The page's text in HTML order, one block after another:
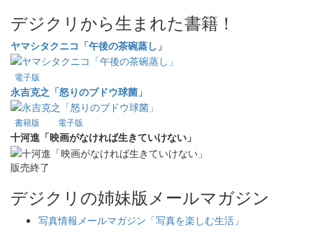
デジクリから生まれた書籍！
ヤマシタクニコ「午後の茶碗蒸し」
電子版
永吉克之「怒りのブドウ球菌」
書籍版 電子版
十河進「映画がなければ生きていけない」
販売終了
デジクリの姉妹版メールマガジン
写真情報メールマガジン「写真を楽しむ生活」